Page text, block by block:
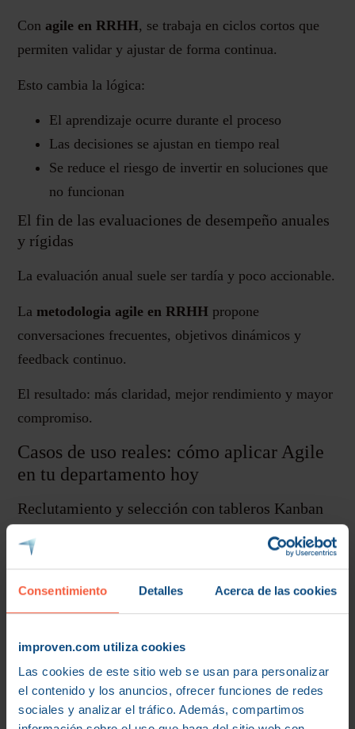
Consentimiento Detalles Acerca de las cookies
improven.com utiliza cookies
Las cookies de este sitio web se usan para personalizar
el contenido y los anuncios, ofrecer funciones de redes
sociales y analizar el tráfico. Además, compartimos
Conagile en RRHH, se trabaja en ciclos cortos que
permiten validar y ajustar de forma continua.
Esto cambia la lógica:
El aprendizaje ocurre durante el proceso
Las decisiones se ajustan en tiempo real
Se reduce el riesgo de invertir en soluciones que
no funcionan
El fin de las evaluaciones de desempeño anuales
y rígidas
La evaluación anual suele ser tardía y poco accionable.
La metodologia agile en RRHH propone
conversaciones frecuentes, objetivos dinámicos y
feedback continuo.
El resultado: más claridad, mejor rendimiento y mayor
compromiso.
Casos de uso reales: cómo aplicar Agile
en tu departamento hoy
Reclutamiento y selección con tableros Kanban
El proceso de selección suele estar lleno de
ineficiencias. Agile aporta visibilidad y capacidad de
gestión mediante tableros visuales.
Mejorar la coordinación entre áreas
Detectar bloqueos de forma temprana